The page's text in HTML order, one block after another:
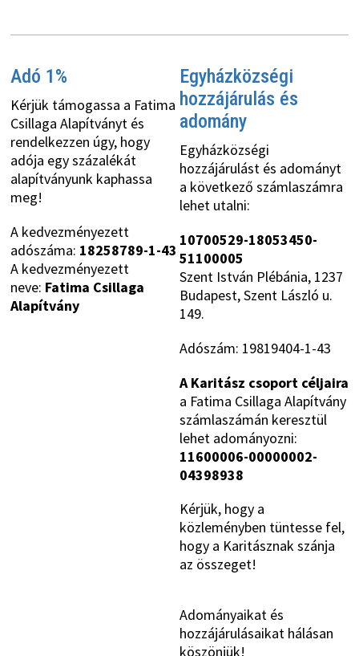
Adó 1%
Kérjük támogassa a Fatima
Csillaga Alapítványt és
rendelkezzen úgy, hogy
adója egy százalékát
alapítványunk kaphassa
meg!
A kedvezményezett
adószáma: 18258789-1-43
A kedvezményezett
neve: Fatima Csillaga
Alapítvány
Egyházközségi
hozzájárulás és
adomány
Egyházközségi
hozzájárulást és adományt
a következő számlaszámra
lehet utalni:
10700529-18053450-
51100005
Szent István Plébánia, 1237
Budapest, Szent László u.
149.
Adószám: 19819404-1-43
A Karitász csoport céljaira
a Fatima Csillaga Alapítvány
számlaszámán keresztül
lehet adományozni:
11600006-00000002-
04398938
Kérjük, hogy a
közleményben tüntesse fel,
hogy a Karitásznak szánja
az összeget!
Adományaikat és
hozzájárulásaikat hálásan
köszönjük!